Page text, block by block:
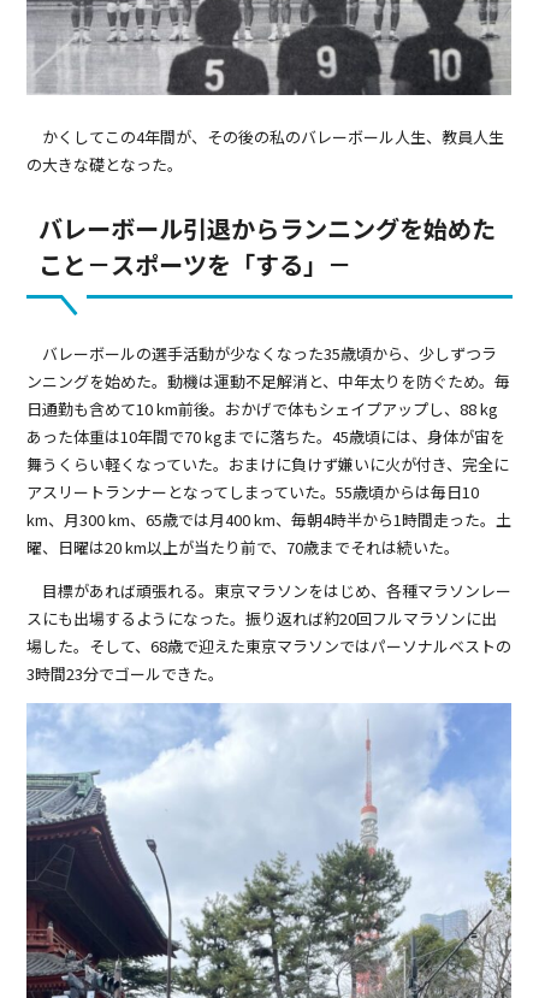
かくしてこの4年間が、その後の私のバレーボール人生、教員人生
の大きな礎となった。
バレーボール引退からランニングを始めた
こと－スポーツを「する」－
バレーボールの選手活動が少なくなった35歳頃から、少しずつラ
ンニングを始めた。動機は運動不足解消と、中年太りを防ぐため。毎
日通勤も含めて10 km前後。おかげで体もシェイプアップし、88 kg
あった体重は10年間で70 kgまでに落ちた。45歳頃には、身体が宙を
舞うくらい軽くなっていた。おまけに負けず嫌いに火が付き、完全に
アスリートランナーとなってしまっていた。55歳頃からは毎日10
km、月300 km、65歳では月400 km、毎朝4時半から1時間走った。土
曜、日曜は20 km以上が当たり前で、70歳までそれは続いた。
目標があれば頑張れる。東京マラソンをはじめ、各種マラソンレー
スにも出場するようになった。振り返れば約20回フルマラソンに出
場した。そして、68歳で迎えた東京マラソンではパーソナルベストの
3時間23分でゴールできた。